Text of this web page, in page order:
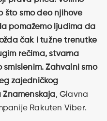
što smo deo njihove
pomažemo ljudima da
čak i tužne trenutke
rečima, stvarna
Zahvalni smo
zajedničkog
Znamenskaja, Glavna
Rakuten Viber.